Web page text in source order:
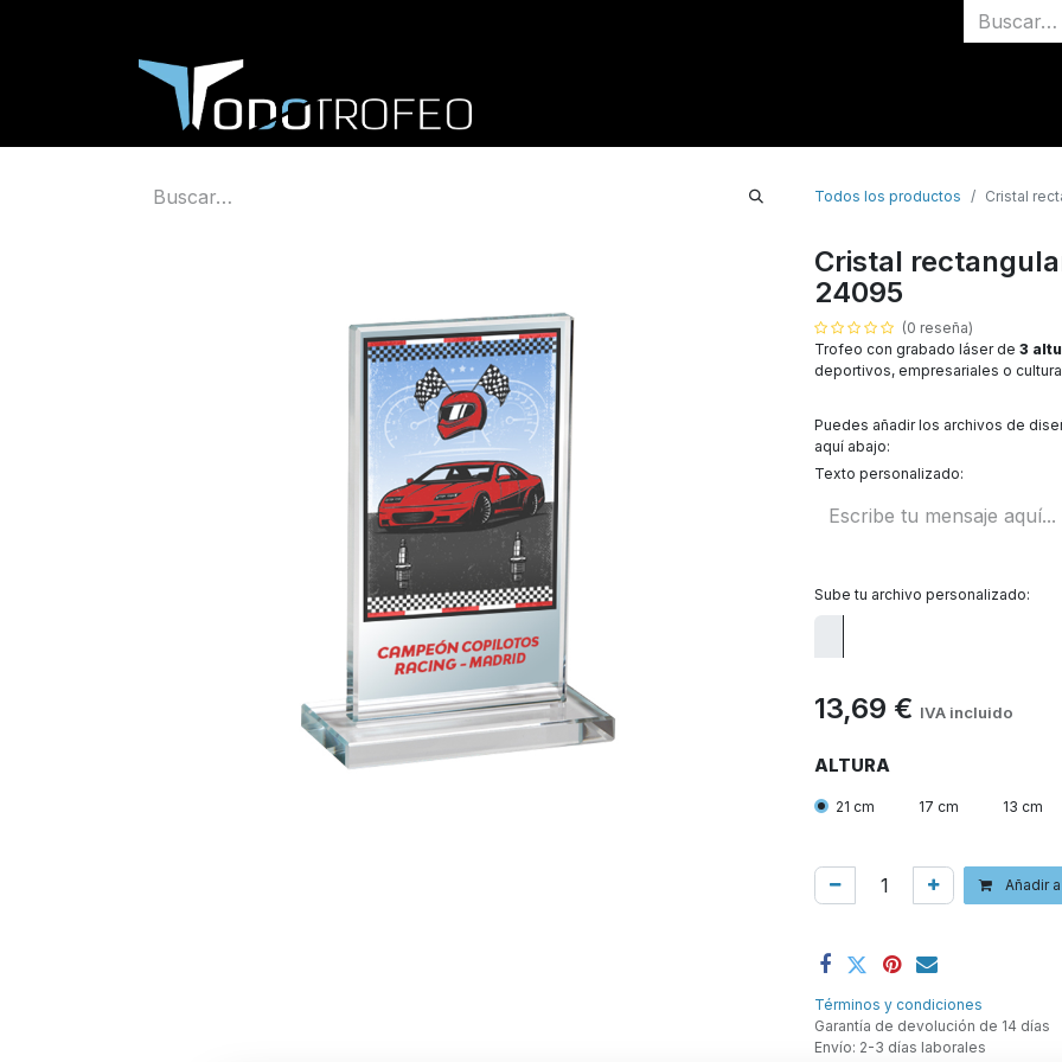
Todos los productos Cristal
Cristal
24095
(0 reseña)
Trofeo con grabado láser de 3
deportivos, empresariales o
Puedes añadir los archivos de
aquí abajo:
Texto personalizado:
Sube tu archivo personalizado:
13,69 € IVA incluido
ALTURA
21 cm 17 cm 13 cm
Añadir
Términos y condiciones
Garantía de devolución de 14 días
Envío: 2-3 días laborales